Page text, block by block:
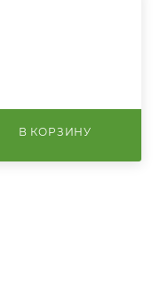
В КОРЗИНУ